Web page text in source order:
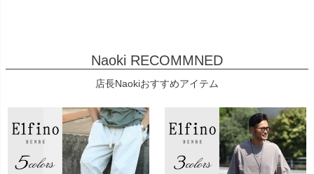
Naoki RECOMMNED
店長Naokiおすすめアイテム